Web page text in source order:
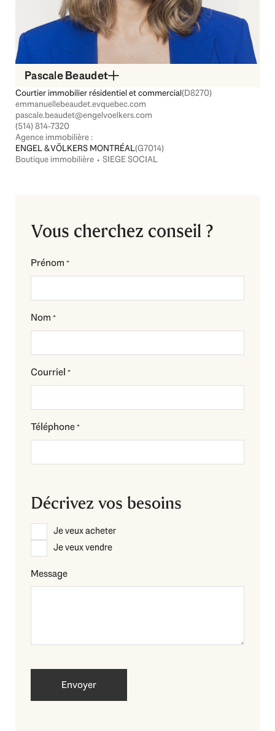
Pascale Beaudet
Courtier immobilier résidentiel et commercial(D8270)
emmanuellebeaudet.evquebec.com
pascale.beaudet@engelvoelkers.com
(514) 814-7320
Agence immobilière :
ENGEL & VÖLKERS MONTRÉAL(G7014)
Boutique immobilière ⬩ SIEGE SOCIAL
Vous cherchez conseil ?
Prénom *
Nom *
Courriel *
Téléphone*
Décrivez vos besoins
Description
*
Je veux acheter
Je veux vendre
Message